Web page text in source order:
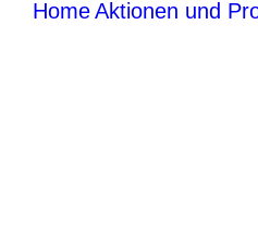
HomeAktionen und